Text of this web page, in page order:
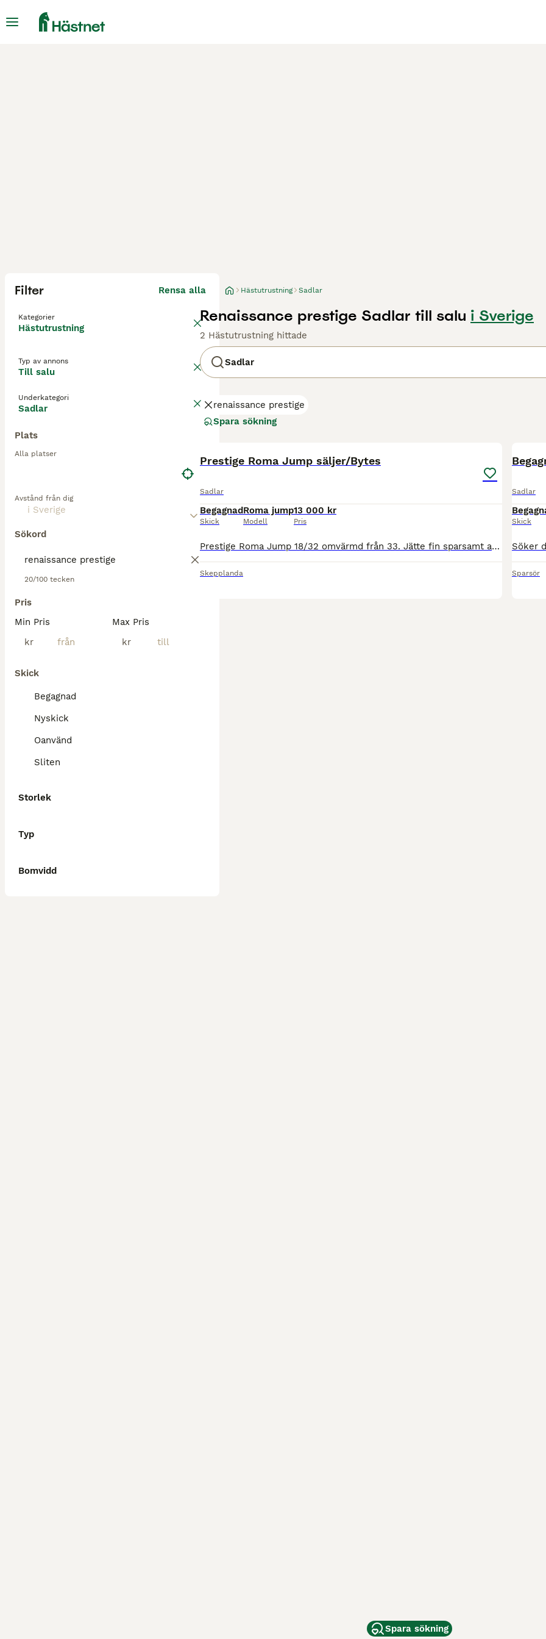
Filter Rensa alla
Kategorier
Hästutrustning
Typ av annons
Till salu
Underkategori
Sadlar
Plats
Alla platser
Avstånd från dig
Sökord
20/100 tecken
Pris
Min Pris
kr
Max Pris
kr
Skick
Begagnad
Nyskick
Oanvänd
Sliten
Storlek
Typ
Bomvidd
Hästutrustning Sadlar
Renaissance prestige Sadlar till salu i Sverige
2 Hästutrustning hittade
Sadlar
renaissance prestige
Spara sökning
Prestige Roma Jump säljer/Bytes
Sadlar
Begagnad
Skick
Roma jump
Modell
13 000 kr
Pris
Prestige Roma Jump 18/32 omvärmd från 33. Jätte fin sparsamt använd som ny. Livstidsgaranti på bommen Svart ingår svarta Prestige kalvskinsläder Även intresserad av byte till en 17” sadel normal i bo
Skepplanda
Sadlar
Skick
Sparsör
Spara sökning